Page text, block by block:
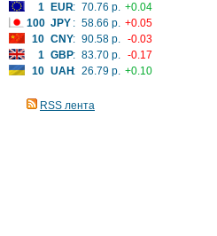
1
EUR: 70.76 р. +0.04
100 JPY : 58.66 р. +0.05
10 CNY: 90.58 р. -0.03
1 GBP: 83.70 р. -0.17
10 UAH: 26.79 р. +0.10
RSS лента